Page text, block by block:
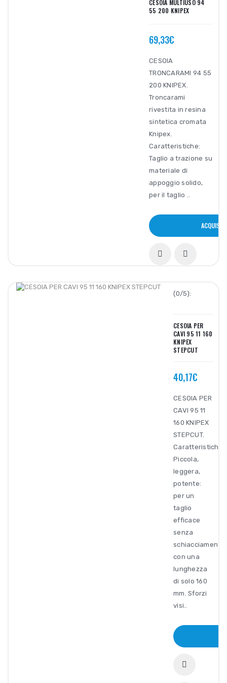
CESOIA MULTIUSO 94
55 200 KNIPEX
69,33€
CESOIA
TRONCARAMI 94 55
200 KNIPEX.
Troncarami
rivestita in resina
sintetica cromata
Knipex.
Caratteristiche:
Taglio a trazione su
materiale di
appoggio solido,
per il taglio ..
ACQUISTA
(0/5):
CESOIA PER
CAVI 95 11 160
KNIPEX
STEPCUT
40,17€
CESOIA PER
CAVI 95 11
160 KNIPEX
STEPCUT.
Caratteristiche:
Piccola,
leggera,
potente:
per un
taglio
efficace
senza
schiacciamenti
con una
lunghezza
di solo 160
mm. Sforzi
visi..